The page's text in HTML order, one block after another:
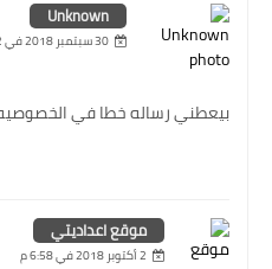
Unknown
30 سبتمبر 2018 في 9:42 م
بيعطني رساله خطا في
موقع اعداديتي
2 أكتوبر 2018 في 6:58 م